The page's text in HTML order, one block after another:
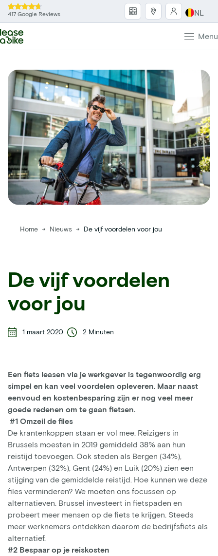
417 Google Reviews NL
Menu
Home → Nieuws → De vijf voordelen voor jou
De vijf voordelen
voor jou
1 maart 2020 2 Minuten
Een fiets leasen via je werkgever is tegenwoordig erg
simpel en kan veel voordelen opleveren. Maar naast
eenvoud en kostenbesparing zijn er nog veel meer
goede redenen om te gaan fietsen.
#1 Omzeil de files
De krantenkoppen staan er vol mee. Reizigers in
Brussels moesten in 2019 gemiddeld 38% aan hun
reistijd toevoegen. Ook steden als Bergen (34%),
Antwerpen (32%), Gent (24%) en Luik (20%) zien een
stijging van de gemiddelde reistijd. Hoe kunnen we deze
files verminderen? We moeten ons focussen op
alternatieven. Brussel investeert in fietspaden en
probeert meer mensen op de fiets te krijgen. Steeds
meer werknemers ontdekken daarom de bedrijfsfiets als
alternatief.
#2 Bespaar op je reiskosten